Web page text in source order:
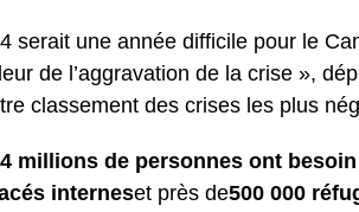
serait une année difficile pour le
de l’aggravation de la crise »,
classement des crises les plus
millions de personnes ont
interneset près de500 000